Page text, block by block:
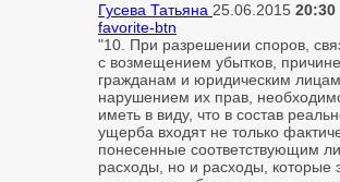
Гусева Татьяна 25.06.2015 20:30
favorite-btn
"10. При разрешении споров,
с возмещением убытков,
гражданам и юридическим лицам
нарушением их прав,
иметь в виду, что в состав
ущерба входят не только
понесенные соответствующим
расходы, но и расходы, которые